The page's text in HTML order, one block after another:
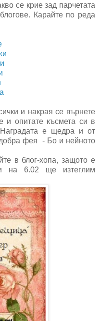
се крие зад парчетата
Карайте по реда
и накрая се върнете
и опитате късмета си в
е щедра и от
фея - Бо и нейното
в блог-хопа, защото е
на 6.02 ще изтеглим